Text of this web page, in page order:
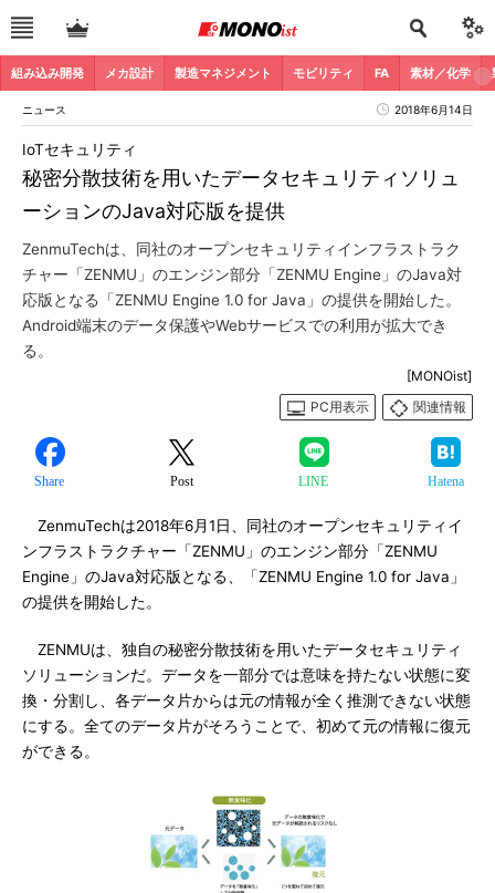
組み込み開発 メカ設計 製造マネジメント モビリティ FA 素材／化学
ニュース 2018年6月14日
秘密分散技術を用いたデータセキュリティソリュ
ーションのJava対応版を提供
IoTセキュリティ
ZenmuTechは、同社のオープンセキュリティインフラストラク
チャー「ZENMU」のエンジン部分「ZENMU Engine」のJava対
応版となる「ZENMU Engine 1.0 for Java」の提供を開始した。
Android端末のデータ保護やWebサービスでの利用が拡大でき
る。
[MONOist]
PC用表示
関連情報
Share Post LINE Hatena
ZenmuTechは2018年6月1日、同社のオープンセキュリティイ
ンフラストラクチャー「ZENMU」のエンジン部分「ZENMU
Engine」のJava対応版となる、「ZENMU Engine 1.0 for Java」
の提供を開始した。
ZENMUは、独自の秘密分散技術を用いたデータセキュリティ
ソリューションだ。データを一部分では意味を持たない状態に変
換・分割し、各データ片からは元の情報が全く推測できない状態
にする。全てのデータ片がそろうことで、初めて元の情報に復元
ができる。